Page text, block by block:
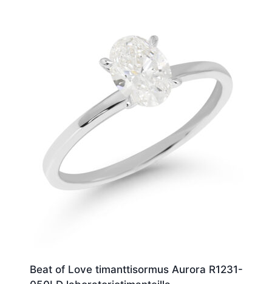
Beat of Love timanttisormus Aurora R1231-